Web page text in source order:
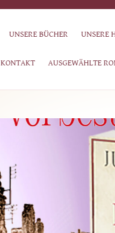
UNSERE BÜCHER UNSERE
KONTAKT AUSGEWÄHLTE